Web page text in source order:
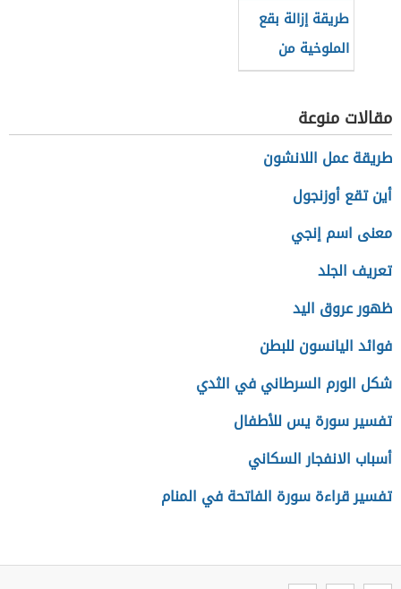
طريقة إزالة بقع
الملوخية من
الملابس
مقالات منوعة
طريقة عمل اللانشون
أين تقع أوزنجول
معنى اسم إنجي
تعريف الجلد
ظهور عروق اليد
فوائد اليانسون للبطن
شكل الورم السرطاني في الثدي
تفسير سورة يس للأطفال
أسباب الانفجار السكاني
تفسير قراءة سورة الفاتحة في المنام